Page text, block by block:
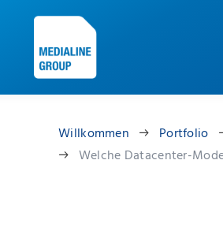
Willkommen Portfolio
Welche Datacenter-